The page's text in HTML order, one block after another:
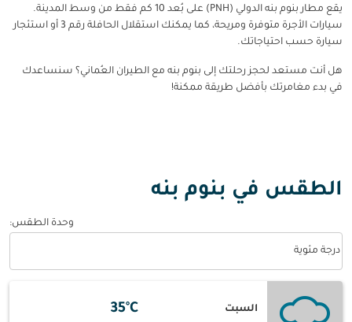
يقع مطار بنوم بنه الدولي (PNH) على بُعد 10 كم فقط من وسط المدينة.
سيارات الأجرة متوفرة ومريحة، كما يمكنك استقلال الحافلة رقم 3 أو استئجار
سيارة حسب احتياجاتك.
هل أنت مستعد لحجز رحلتك إلى بنوم بنه مع الطيران العُماني؟ سنساعدك
في بدء مغامرتك بأفضل طريقة ممكنة!
الطقس في بنوم بنه
وحدة الطقس:
درجة مئوية
السبت
35°C